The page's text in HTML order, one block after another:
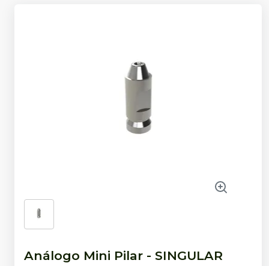
Análogo Mini Pilar - SINGULAR